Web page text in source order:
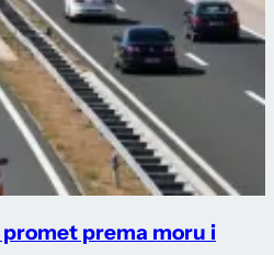
promet prema moru i